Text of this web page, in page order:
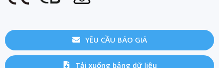
YÊU CẦU BÁO GIÁ
Tải xuống bảng dữ liệu